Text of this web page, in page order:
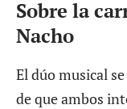
Sobre la
Nacho
El dúo musical
de que ambos